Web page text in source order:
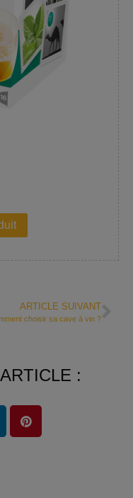
ARTICLE SUIVANT
choisir sa cave à vin ?
: